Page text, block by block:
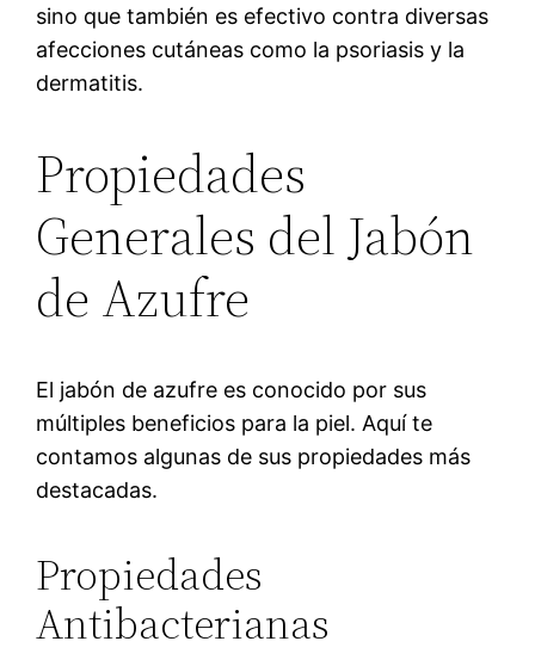
sino que también es efectivo contra diversas
afecciones cutáneas como la psoriasis y la
dermatitis.
Propiedades
Generales del Jabón
de Azufre
El jabón de azufre es conocido por sus
múltiples beneficios para la piel. Aquí te
contamos algunas de sus propiedades más
destacadas.
Propiedades
Antibacterianas